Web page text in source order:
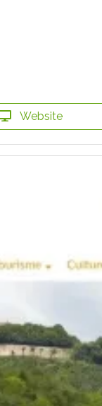
Website